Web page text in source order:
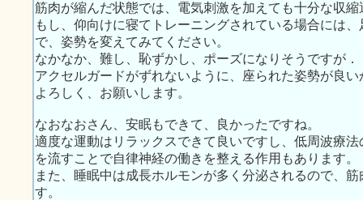
筋肉が縮んだ状態では、電気刺激を加えても十分な収
もし、仰向けに寝てトレーニングされている場合には
で、姿勢を変えてみてください。
なかなか、難し、恥ずかし、ポーズになりそうですが．
アクセルガードがずれないように、座られた姿勢が良
よろしく、お願いします。
なおなおさん、安眠もできて、良かったですね。
適度な運動はリラックスできて良いですし、低周波療
を流すことで自律神経の働きを整える作用もあります。
また、睡眠中は成長ホルモンが多く分泌されるので、
す。